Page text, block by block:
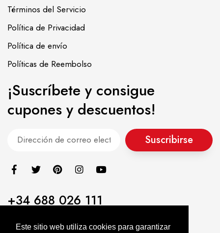
Este sitio web utiliza cookies para garantizar
Términos del Servicio
Política de Privacidad
Política de envío
Políticas de Reembolso
¡Suscríbete y consigue
cupones y descuentos!
Suscribirse
+34 688 026 111